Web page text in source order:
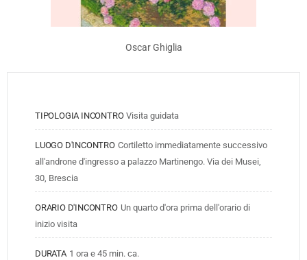
Oscar Ghiglia
TIPOLOGIA INCONTRO Visita guidata
LUOGO D'INCONTRO Cortiletto immediatamente successivo
all'androne d'ingresso a palazzo Martinengo. Via dei Musei,
30, Brescia
ORARIO D'INCONTRO Un quarto d'ora prima dell'orario di
inizio visita
DURATA 1 ora e 45 min. ca.